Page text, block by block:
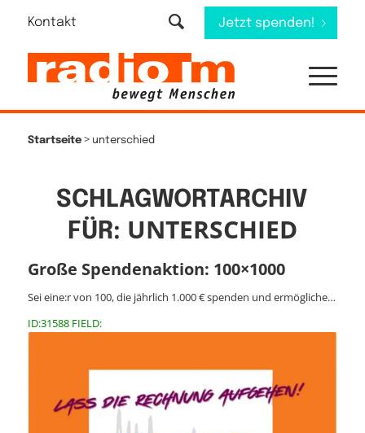
Kontakt Jetzt spenden!
Startseite> unterschied
SCHLAGWORTARCHIV
FÜR: UNTERSCHIED
Große Spendenaktion: 100×1000
Sei eine:r von 100, die jährlich 1.000 € spenden und ermögliche…
ID:31588 FIELD: